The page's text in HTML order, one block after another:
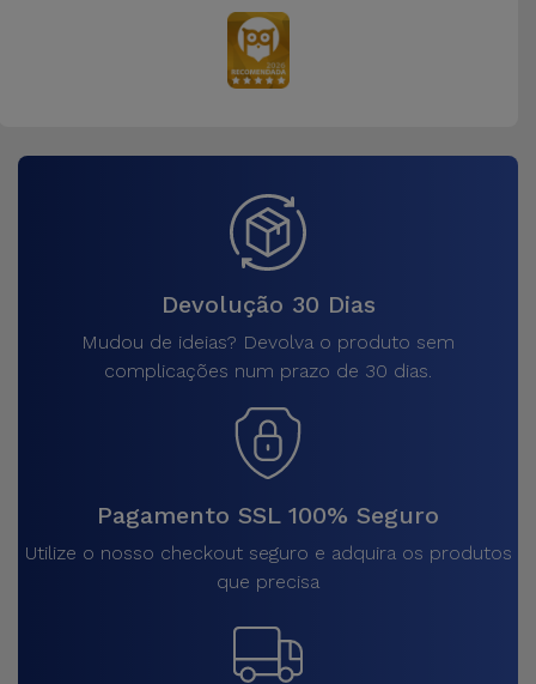
Devolução 30 Dias
Mudou de ideias? Devolva o produto sem
complicações num prazo de 30 dias.
Pagamento SSL 100% Seguro
Utilize o nosso checkout seguro e adquira os produtos
que precisa